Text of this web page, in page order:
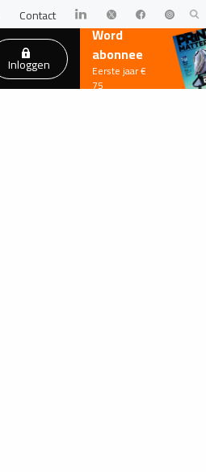
Contact
Inloggen
Word
abonnee
Eerste jaar €
75